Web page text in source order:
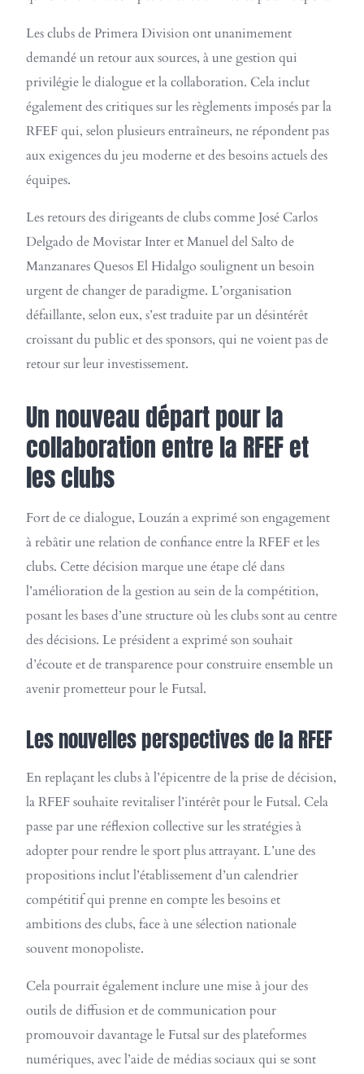
Les clubs de Primera Division ont unanimement
demandé un retour aux sources, à une gestion qui
privilégie le dialogue et la collaboration. Cela inclut
également des critiques sur les règlements imposés par la
RFEF qui, selon plusieurs entraîneurs, ne répondent pas
aux exigences du jeu moderne et des besoins actuels des
équipes.
Les retours des dirigeants de clubs comme José Carlos
Delgado de Movistar Inter et Manuel del Salto de
Manzanares Quesos El Hidalgo soulignent un besoin
urgent de changer de paradigme. L’organisation
défaillante, selon eux, s’est traduite par un désintérêt
croissant du public et des sponsors, qui ne voient pas de
retour sur leur investissement.
Un nouveau départ pour la
collaboration entre la RFEF et
les clubs
Fort de ce dialogue, Louzán a exprimé son engagement
à rebâtir une relation de confiance entre la RFEF et les
clubs. Cette décision marque une étape clé dans
l’amélioration de la gestion au sein de la compétition,
posant les bases d’une structure où les clubs sont au centre
des décisions. Le président a exprimé son souhait
d’écoute et de transparence pour construire ensemble un
avenir prometteur pour le Futsal.
Les nouvelles perspectives de la RFEF
En replaçant les clubs à l’épicentre de la prise de décision,
la RFEF souhaite revitaliser l’intérêt pour le Futsal. Cela
passe par une réflexion collective sur les stratégies à
adopter pour rendre le sport plus attrayant. L’une des
propositions inclut l’établissement d’un calendrier
compétitif qui prenne en compte les besoins et
ambitions des clubs, face à une sélection nationale
souvent monopoliste.
Cela pourrait également inclure une mise à jour des
outils de diffusion et de communication pour
promouvoir davantage le Futsal sur des plateformes
numériques, avec l’aide de médias sociaux qui se sont